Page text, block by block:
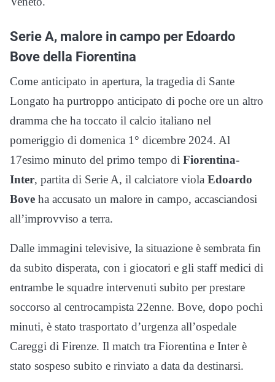
Serie A, malore in campo per Edoardo
Bove della Fiorentina
Come anticipato in apertura, la tragedia di Sante
Longato ha purtroppo anticipato di poche ore un altro
dramma che ha toccato il calcio italiano nel
pomeriggio di domenica 1° dicembre 2024. Al
17esimo minuto del primo tempo di Fiorentina-
Inter, partita di Serie A, il calciatore viola Edoardo
Bove ha accusato un malore in campo, accasciandosi
all’improvviso a terra.
Dalle immagini televisive, la situazione è sembrata fin
da subito disperata, con i giocatori e gli staff medici di
entrambe le squadre intervenuti subito per prestare
soccorso al centrocampista 22enne. Bove, dopo pochi
minuti, è stato trasportato d’urgenza all’ospedale
Careggi di Firenze. Il match tra Fiorentina e Inter è
stato sospeso subito e rinviato a data da destinarsi.